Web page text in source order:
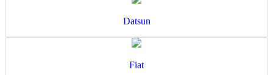
Datsun
Fiat